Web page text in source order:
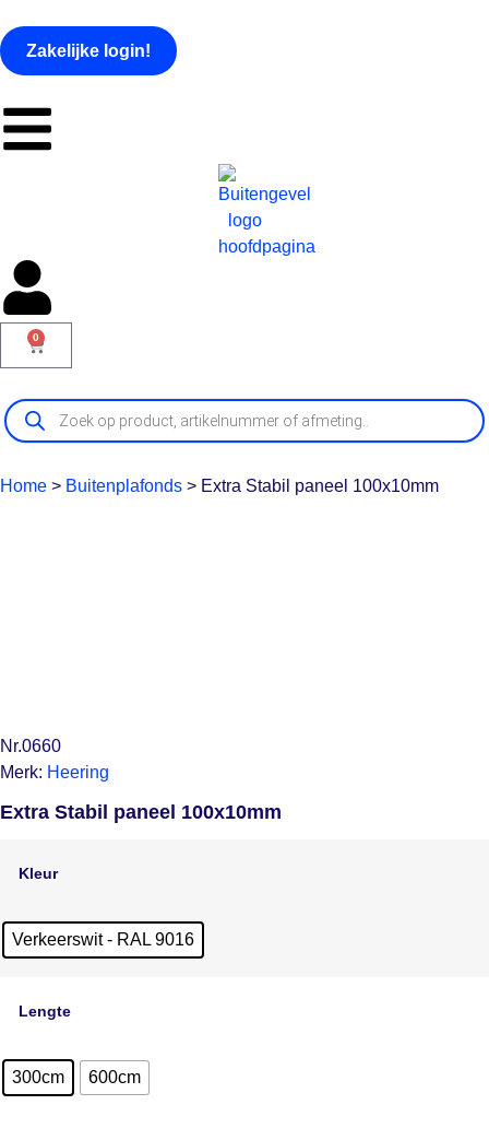
Zakelijke login!
0
Home > Buitenplafonds > Extra Stabil paneel 100x10mm
Nr.0660
Merk: Heering
Extra Stabil paneel 100x10mm
Kleur
Verkeerswit - RAL 9016
Lengte
300cm 600cm